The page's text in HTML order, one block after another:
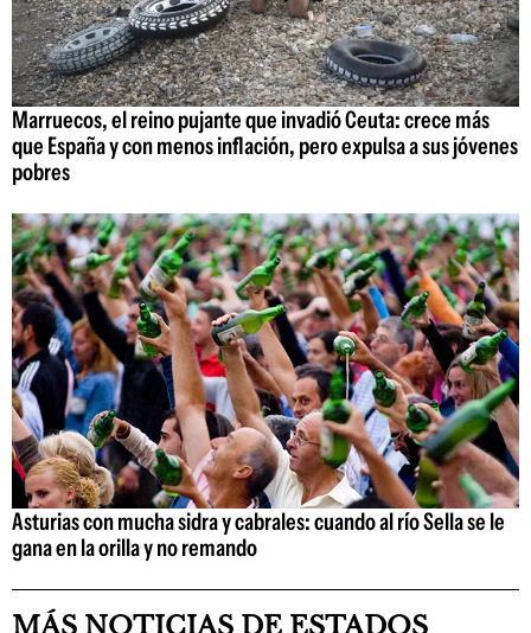
Marruecos, el reino pujante que invadió Ceuta: crece más
que España y con menos inflación, pero expulsa a sus jóvenes
pobres
Asturias con mucha sidra y cabrales: cuando al río Sella se le
gana en la orilla y no remando
MÁS NOTICIAS DE ESTADOS